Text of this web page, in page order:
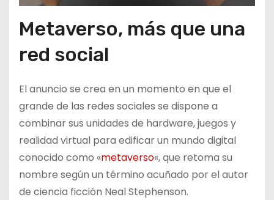
Metaverso, más que una
red social
El anuncio se crea en un momento en que el
grande de las redes sociales se dispone a
combinar sus unidades de hardware, juegos y
realidad virtual para edificar un mundo digital
conocido como «metaverso«, que retoma su
nombre según un término acuñado por el autor
de ciencia ficción Neal Stephenson.